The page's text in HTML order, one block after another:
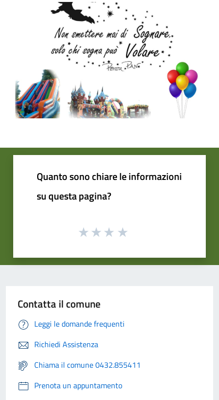
Quanto sono chiare le informazioni
su questa pagina?
Contatta il comune
Leggi le domande frequenti
Richiedi Assistenza
Chiama il comune 0432.855411
Prenota un appuntamento